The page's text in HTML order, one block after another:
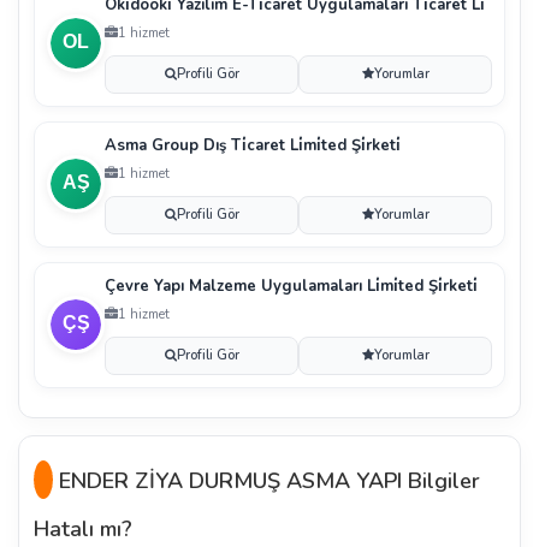
Oki̇dooki̇ Yazılım E-Ti̇caret Uygulamaları Ti̇caret Li̇
1 hizmet
Profili Gör Yorumlar
Asma Group Dış Ti̇caret Li̇mi̇ted Şi̇rketi̇
1 hizmet
Profili Gör Yorumlar
Çevre Yapı Malzeme Uygulamaları Li̇mi̇ted Şi̇rketi̇
1 hizmet
Profili Gör Yorumlar
ENDER ZİYA DURMUŞ ASMA YAPI Bilgiler
Hatalı mı?